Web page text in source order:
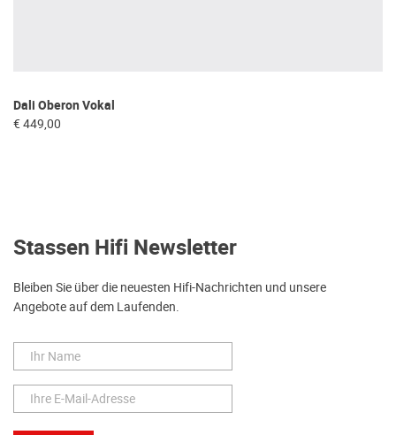
Dali Oberon Vokal
€ 449,00
Stassen Hifi Newsletter
Bleiben Sie über die neuesten Hifi-Nachrichten und unsere
Angebote auf dem Laufenden.